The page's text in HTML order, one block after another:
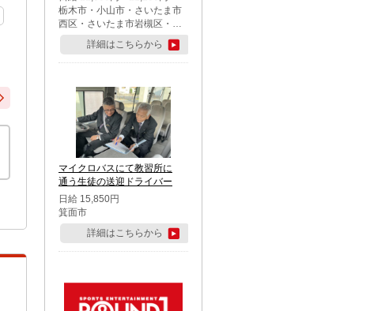
栃木市・小山市・さいたま市
西区・さいたま市岩槻区・久
喜市・蓮田市
詳細はこちらから
マイクロバスにて教習所に
通う生徒の送迎ドライバー
日給 15,850円
箕面市
詳細はこちらから